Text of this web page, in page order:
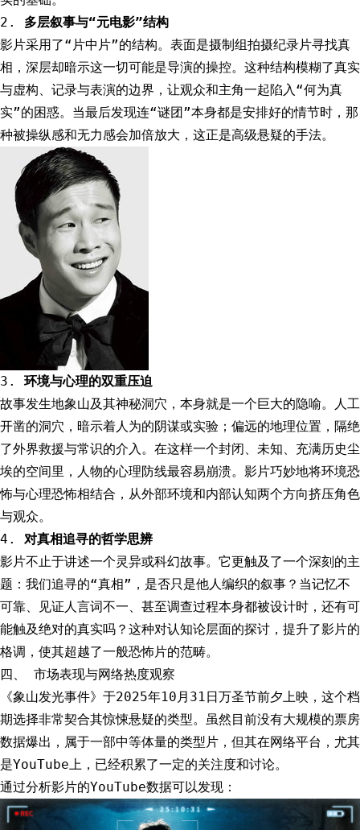
2. 多层叙事与“元电影”结构
影片采用了“片中片”的结构。表面是摄制组拍摄纪录片寻找真
相，深层却暗示这一切可能是导演的操控。这种结构模糊了真实
与虚构、记录与表演的边界，让观众和主角一起陷入“何为真
实”的困惑。当最后发现连“谜团”本身都是安排好的情节时，那
种被操纵感和无力感会加倍放大，这正是高级悬疑的手法。
3. 环境与心理的双重压迫
故事发生地象山及其神秘洞穴，本身就是一个巨大的隐喻。人工
开凿的洞穴，暗示着人为的阴谋或实验；偏远的地理位置，隔绝
了外界救援与常识的介入。在这样一个封闭、未知、充满历史尘
埃的空间里，人物的心理防线最容易崩溃。影片巧妙地将环境恐
怖与心理恐怖相结合，从外部环境和内部认知两个方向挤压角色
与观众。
4. 对真相追寻的哲学思辨
影片不止于讲述一个灵异或科幻故事。它更触及了一个深刻的主
题：我们追寻的“真相”，是否只是他人编织的叙事？当记忆不
可靠、见证人言词不一、甚至调查过程本身都被设计时，还有可
能触及绝对的真实吗？这种对认知论层面的探讨，提升了影片的
格调，使其超越了一般恐怖片的范畴。
四、 市场表现与网络热度观察
《象山发光事件》于2025年10月31日万圣节前夕上映，这个档
期选择非常契合其惊悚悬疑的类型。虽然目前没有大规模的票房
数据爆出，属于一部中等体量的类型片，但其在网络平台，尤其
是YouTube上，已经积累了一定的关注度和讨论。
通过分析影片的YouTube数据可以发现：